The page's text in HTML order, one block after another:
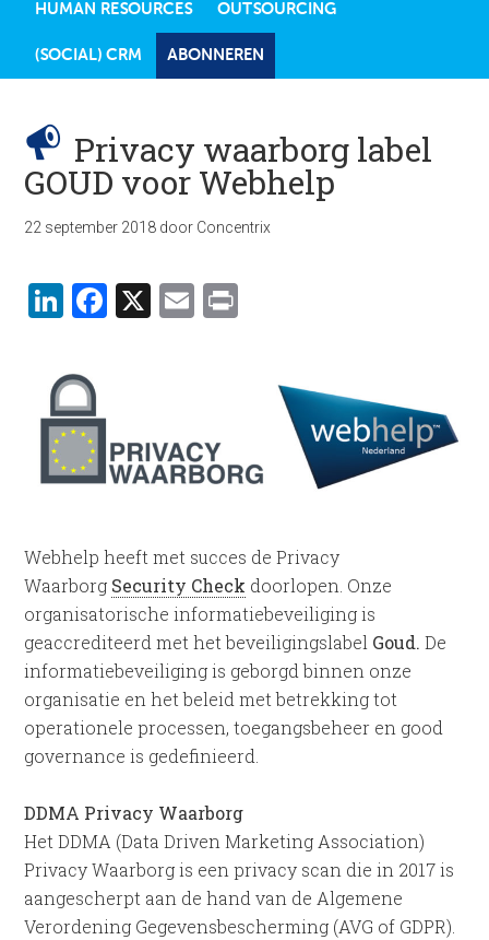
HUMAN RESOURCES OUTSOURCING
(SOCIAL) CRM ABONNEREN
Privacy waarborg label
GOUD voor Webhelp
22 september 2018 door Concentrix
LinkedIn
Facebook
X Email
Webhelp heeft met succes de Privacy
Waarborg Security Check doorlopen. Onze
organisatorische informatiebeveiliging is
geaccrediteerd met het beveiligingslabel Goud. De
informatiebeveiliging is geborgd binnen onze
organisatie en het beleid met betrekking tot
operationele processen, toegangsbeheer en good
governance is gedefinieerd.
DDMA Privacy Waarborg
Het DDMA (Data Driven Marketing Association)
Privacy Waarborg is een privacy scan die in 2017 is
aangescherpt aan de hand van de Algemene
Verordening Gegevensbescherming (AVG of GDPR).